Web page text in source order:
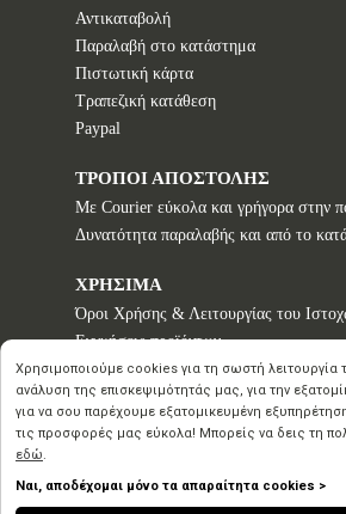
Αντικαταβολή
Παραλαβή στο κατάστημα
Πιστωτική κάρτα
Τραπεζική κατάθεση
Paypal
ΤΡΟΠΟΙ ΑΠΟΣΤΟΛΗΣ
Με Courier εύκολα και γρήγορα στην
Δυνατότητα παραλαβής και από το
ΧΡΗΣΙΜΑ
Όροι Χρήσης & Λειτουργίας του
Εγγυήσεις προϊόντων
Τρόποι παραγγελίας
Πολιτική επιστροφών - Δικαίωμα
Προστασία Προσωπικών Δεδομένων
Χρησιμοποιούμε cookies για τη σωστή λειτουργία
ανάλυση της επισκεψιμότητάς μας, για την
για να σου παρέχουμε εξατομικευμένη
τις προσφορές μας εύκολα! Μπορείς να δεις τη
εδώ.
Ναι, αποδέχομαι μόνο τα απαραίτητα cookies >